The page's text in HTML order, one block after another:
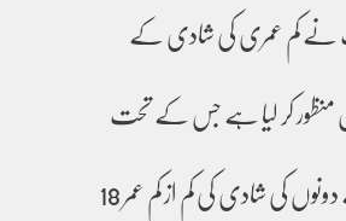
نے کم عمری کی شادی کے
منظور کر لیا ہے جس کے تحت
لڑکی اور لڑکے دونوں کی شادی کی کم از کم عمر 18